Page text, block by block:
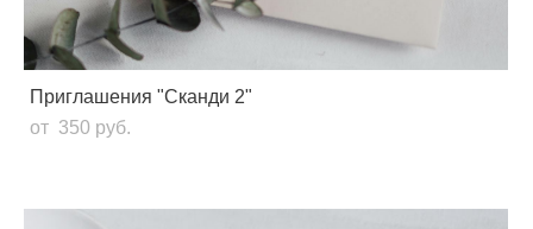
Приглашения "Сканди 2"
от 350 pуб.